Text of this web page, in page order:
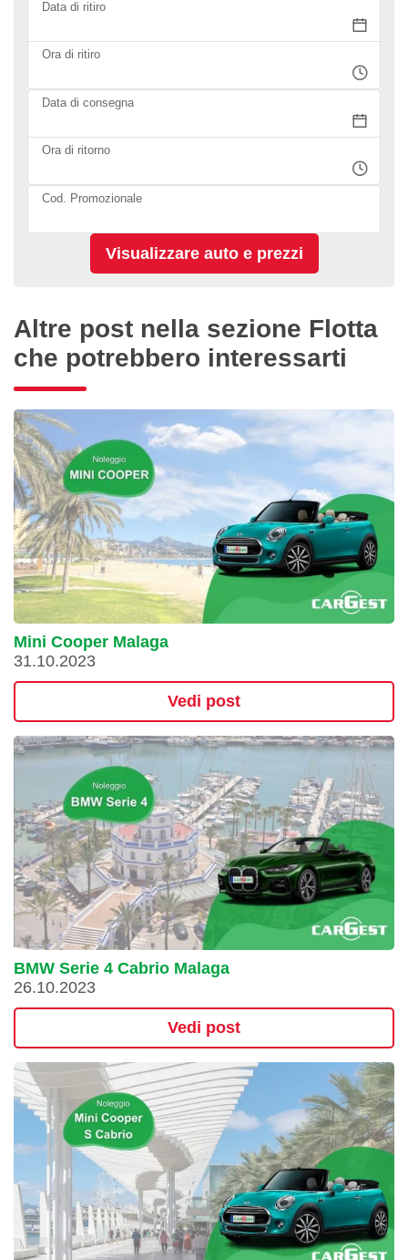
Data di ritiro
Ora di ritiro
Data di consegna
Ora di ritorno
Cod. Promozionale
Altre post nella sezione Flotta
che potrebbero interessarti
Mini Cooper Malaga
31.10.2023
Vedi post
BMW Serie 4 Cabrio Malaga
26.10.2023
Vedi post